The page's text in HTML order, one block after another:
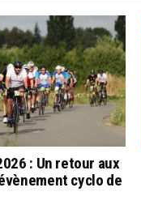
: Un retour aux
cyclo de